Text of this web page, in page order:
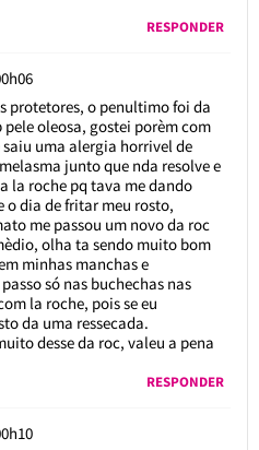
RESPONDER
protetores, o penultimo foi da
oleosa, gostei porèm com
uma alergia horrivel de
junto que nda resolve e
la roche pq tava me dando
o dia de fritar meu rosto,
me passou um novo da roc
olha ta sendo muito bom
minhas manchas e
só nas buchechas nas
la roche, pois se eu
da uma ressecada.
desse da roc, valeu a pena
RESPONDER